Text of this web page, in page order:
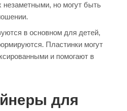
незаметными, но могут быть
в основном для детей,
Пластинки могут
и помогают в
для